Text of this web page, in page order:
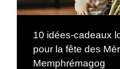
10 idées-cadeaux
pour la fête des
Memphrémagog